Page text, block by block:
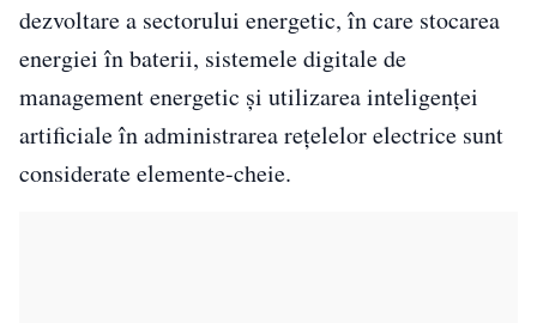
dezvoltare a sectorului energetic, în care stocarea
energiei în baterii, sistemele digitale de
management energetic și utilizarea inteligenței
artificiale în administrarea rețelelor electrice sunt
considerate elemente-cheie.